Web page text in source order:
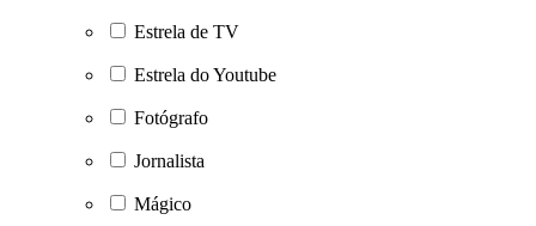
Estrela de TV
Estrela do Youtube
Fotógrafo
Jornalista
Mágico